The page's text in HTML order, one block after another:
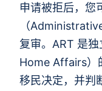
申请被拒后，您
（
复审。ART 是
Home Affairs）
移民决定，并判